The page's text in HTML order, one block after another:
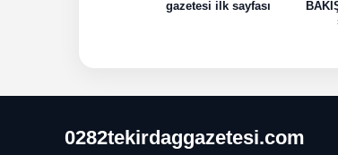
gazetesi ilk sayfası
0282tekirdaggazetesi.com